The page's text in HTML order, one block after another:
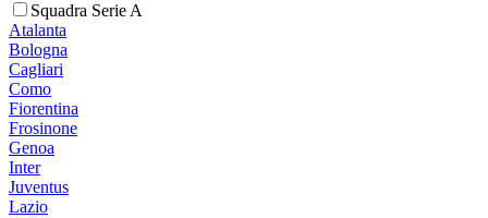
Squadra Serie A
Atalanta
Bologna
Cagliari
Como
Fiorentina
Frosinone
Genoa
Inter
Juventus
Lazio